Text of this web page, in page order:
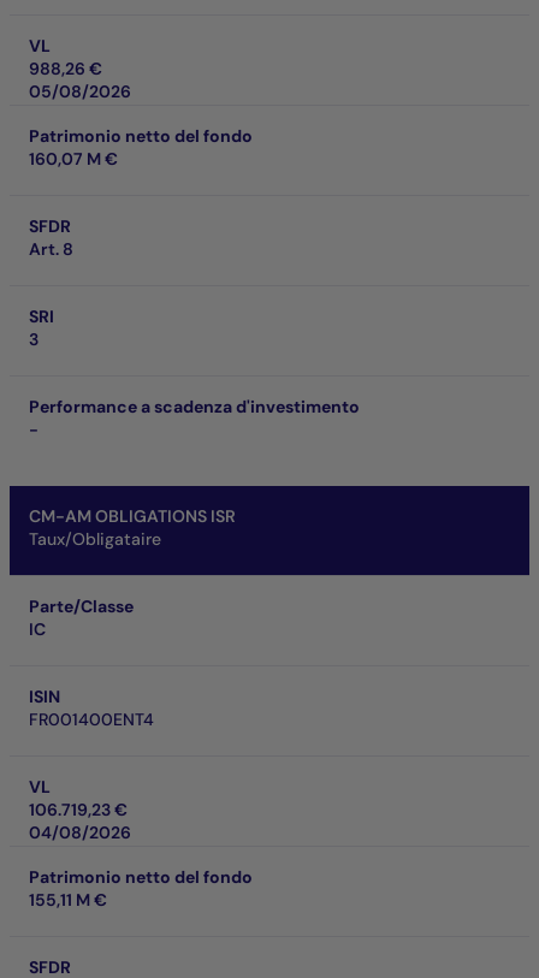
VL
988,26 €
05/08/2026
Patrimonio netto del fondo
160,07 M €
SFDR
Art. 8
SRI
3
Performance a scadenza d'investimento
-
CM-AM OBLIGATIONS ISR
Taux/Obligataire
Parte/Classe
IC
ISIN
FR001400ENT4
VL
106.719,23 €
04/08/2026
Patrimonio netto del fondo
155,11 M €
SFDR